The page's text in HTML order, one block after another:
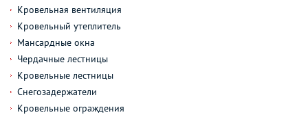
Кровельная вентиляция
Кровельный утеплитель
Мансардные окна
Чердачные лестницы
Кровельные лестницы
Снегозадержатели
Кровельные ограждения